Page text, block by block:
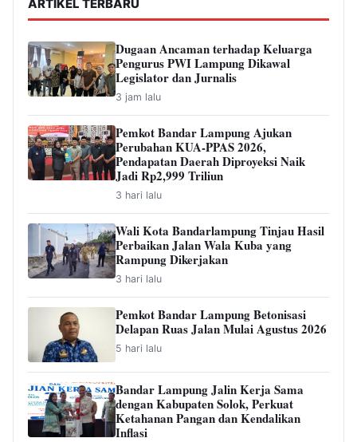
ARTIKEL TERBARU
Dugaan Ancaman terhadap Keluarga
Pengurus PWI Lampung Dikawal
Legislator dan Jurnalis
3 jam lalu
Pemkot Bandar Lampung Ajukan
Perubahan KUA-PPAS 2026,
Pendapatan Daerah Diproyeksi Naik
Jadi Rp2,999 Triliun
3 hari lalu
Wali Kota Bandarlampung Tinjau Hasil
Perbaikan Jalan Wala Kuba yang
Rampung Dikerjakan
3 hari lalu
Pemkot Bandar Lampung Betonisasi
Delapan Ruas Jalan Mulai Agustus 2026
5 hari lalu
Bandar Lampung Jalin Kerja Sama
dengan Kabupaten Solok, Perkuat
Ketahanan Pangan dan Kendalikan
Inflasi